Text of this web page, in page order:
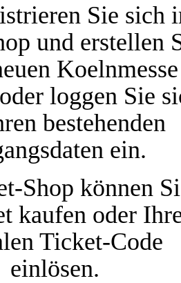
Sie sich
und erstellen
Koelnmesse
loggen Sie
bestehenden
ein.
Shop können
kaufen oder
Ticket-Code
einlösen.